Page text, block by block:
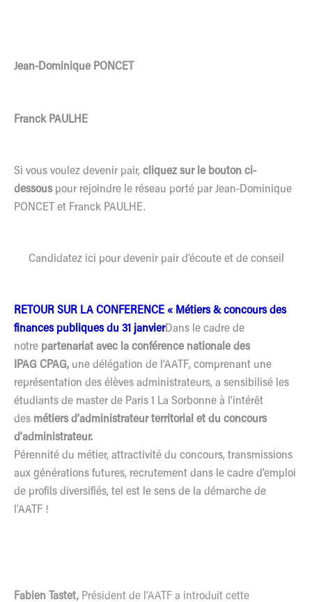
Jean-Dominique PONCET
Franck PAULHE
Si vous voulez devenir pair, cliquez sur le bouton ci-
dessous pour rejoindre le réseau porté par Jean-Dominique
PONCET et Franck PAULHE.
Candidatez ici pour devenir pair d’écoute et de conseil
RETOUR SUR LA CONFERENCE « Métiers & concours des
finances publiques du 31 janvierDans le cadre de
notre partenariat avec la conférence nationale des
IPAG CPAG, une délégation de l’AATF, comprenant une
représentation des élèves administrateurs, a sensibilisé les
étudiants de master de Paris 1 La Sorbonne à l’intérêt
des métiers d’administrateur territorial et du concours
d’administrateur.
Pérennité du métier, attractivité du concours, transmissions
aux générations futures, recrutement dans le cadre d’emploi
de profils diversifiés, tel est le sens de la démarche de
l’AATF !
Fabien Tastet, Président de l’AATF a introduit cette